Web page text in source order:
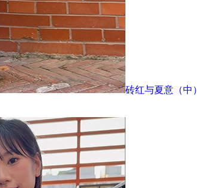
砖红与夏意（中）